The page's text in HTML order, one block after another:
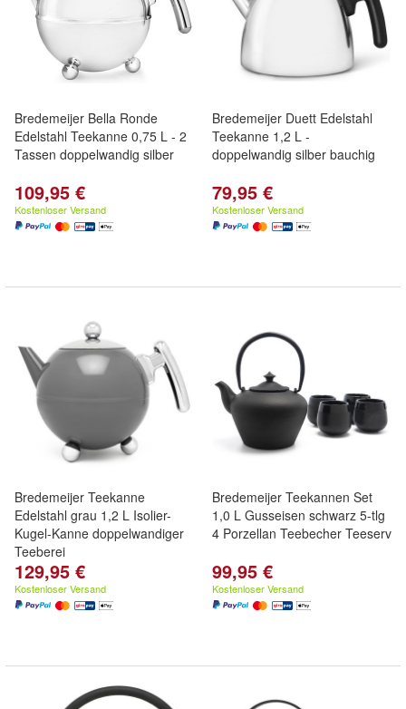
Bredemeijer Bella Ronde
Edelstahl Teekanne 0,75 L - 2
Tassen doppelwandig silber
109,95 €
Kostenloser Versand
Bredemeijer Duett Edelstahl
Teekanne 1,2 L -
doppelwandig silber bauchig
79,95 €
Kostenloser Versand
Bredemeijer Teekanne
Edelstahl grau 1,2 L Isolier-
Kugel-Kanne doppelwandiger
Teeberei
129,95 €
Kostenloser Versand
Bredemeijer Teekannen Set
1,0 L Gusseisen schwarz 5-tlg
4 Porzellan Teebecher Teeserv
99,95 €
Kostenloser Versand